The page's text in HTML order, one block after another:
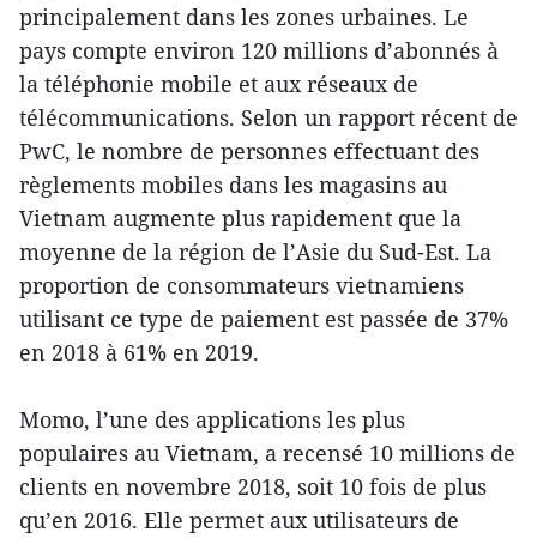
principalement dans les zones urbaines. Le
pays compte environ 120 millions d’abonnés à
la téléphonie mobile et aux réseaux de
télécommunications. Selon un rapport récent de
PwC, le nombre de personnes effectuant des
règlements mobiles dans les magasins au
Vietnam augmente plus rapidement que la
moyenne de la région de l’Asie du Sud-Est. La
proportion de consommateurs vietnamiens
utilisant ce type de paiement est passée de 37%
en 2018 à 61% en 2019.
Momo, l’une des applications les plus
populaires au Vietnam, a recensé 10 millions de
clients en novembre 2018, soit 10 fois de plus
qu’en 2016. Elle permet aux utilisateurs de